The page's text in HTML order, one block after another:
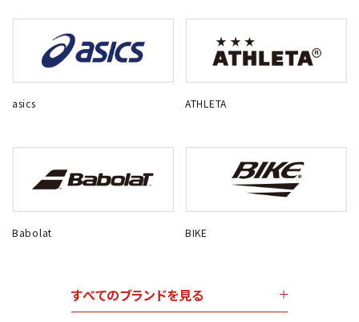
asics ATHLETA
Babolat BIKE
すべてのブランドを見る